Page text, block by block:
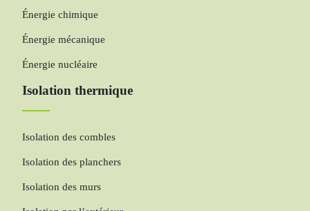
Énergie chimique
Énergie mécanique
Énergie nucléaire
Isolation thermique
Isolation des combles
Isolation des planchers
Isolation des murs